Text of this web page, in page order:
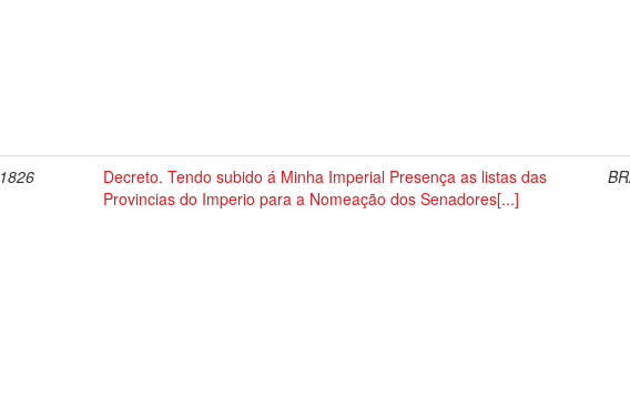
1826
Decreto. Tendo subido á Minha Imperial Presença as listas das
Provincias do Imperio para a Nomeação dos Senadores[...]